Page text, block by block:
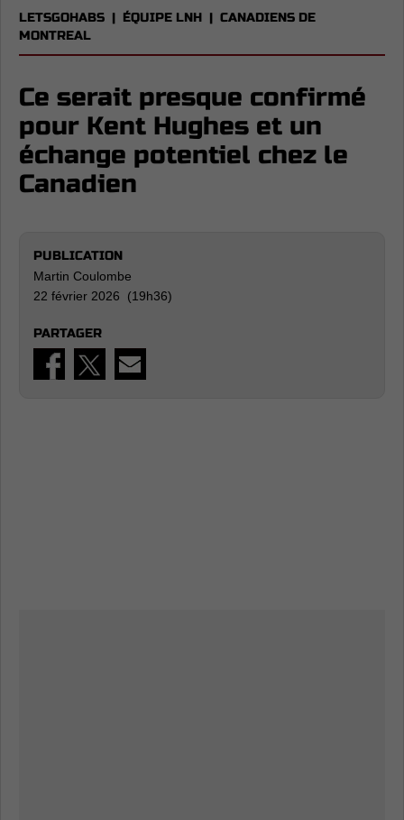
LETSGOHABS | ÉQUIPE LNH | CANADIENS DE
MONTREAL
Ce serait presque confirmé
pour Kent Hughes et un
échange potentiel chez le
Canadien
PUBLICATION
Martin Coulombe
22 février 2026 (19h36)
PARTAGER